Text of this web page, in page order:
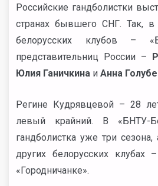
Российские гандболистки
странах бывшего СНГ. Так,
белорусских клубов –
представительниц России –
Юлия Ганичкина и Анна
Регине Кудрявцевой – 28
левый крайний. В «БНТУ-
гандболистка уже три
других белорусских клубах
«Городничанке».